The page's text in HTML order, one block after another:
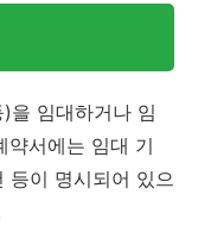
을 임대하거나 임
약서에는 임대 기
등이 명시되어 있으